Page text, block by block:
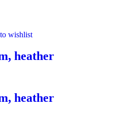
wishlist
heather
heather